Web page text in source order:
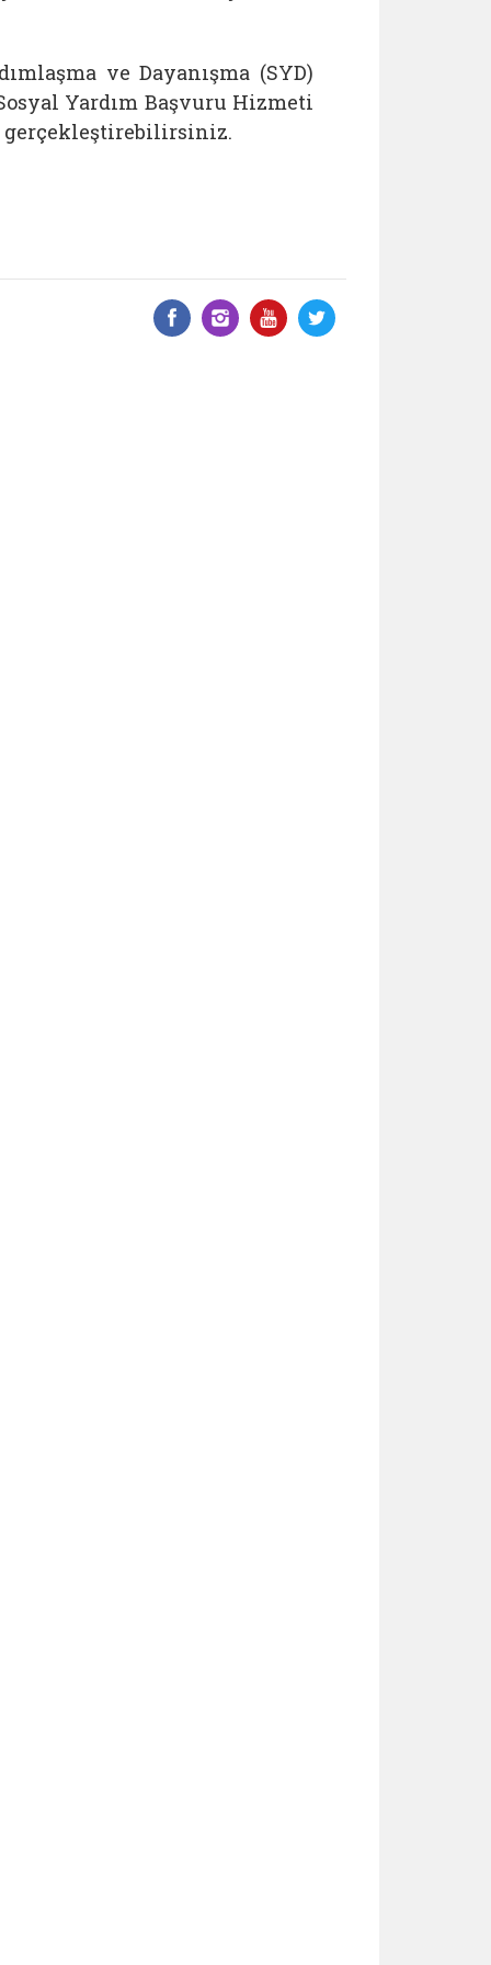
ve Dayanışma (SYD)
Yardım Başvuru Hizmeti
gerçekleştirebilirsiniz.
Facebook üzerinde paylaş
Instagram'da paylaş
YouTube
Twitter